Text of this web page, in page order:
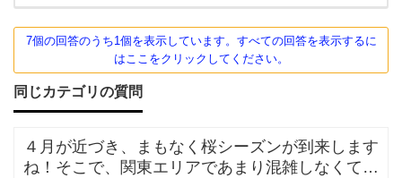
す
もの
に6
回
7個の回答のうち1個を表示しています。すべての回答を表示するに
はここをクリックしてください。
同じカテゴリの質問
４月が近づき、まもなく桜シーズンが到来します
ね！そこで、関東エリアであまり混雑しなくてゆ